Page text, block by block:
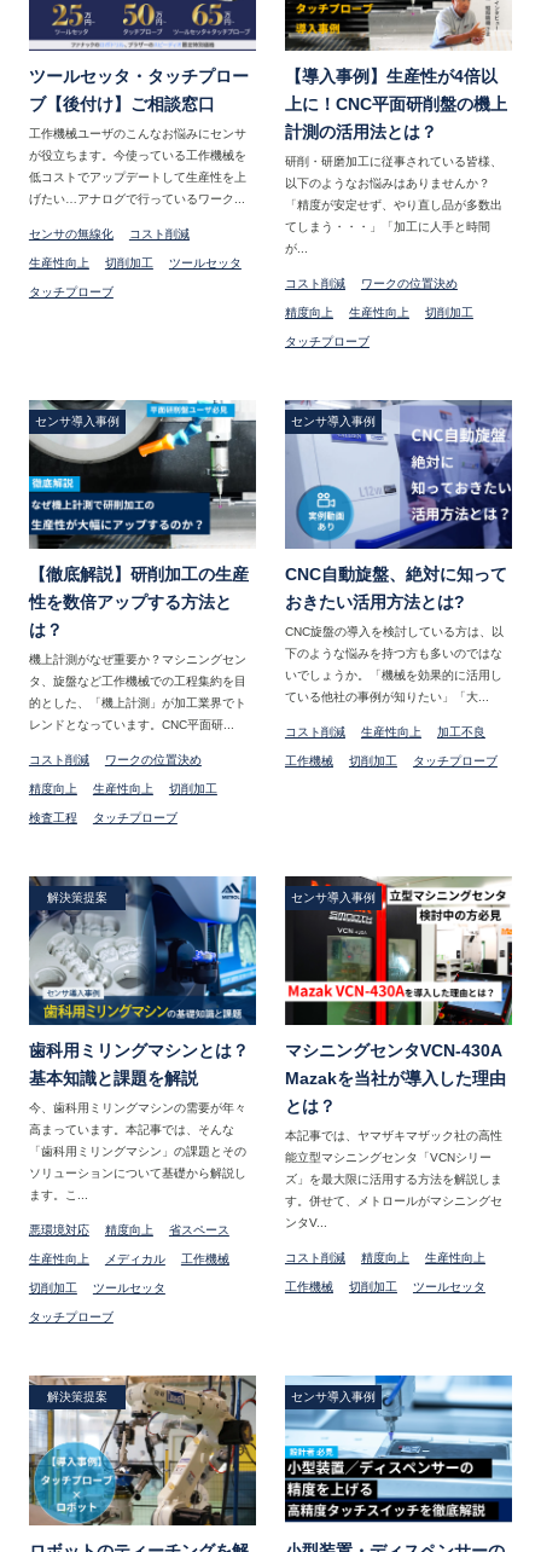
ツールセッタ・タッチプロー
ブ【後付け】ご相談窓口
工作機械ユーザのこんなお悩みにセンサ
が役立ちます。今使っている工作機械を
低コストでアップデートして生産性を上
げたい…アナログで行っているワーク...
センサの無線化 コスト削減
生産性向上 切削加工 ツールセッタ
タッチプローブ
【導入事例】生産性が4倍以
上に！CNC平面研削盤の機上
計測の活用法とは？
研削・研磨加工に従事されている皆様、
以下のようなお悩みはありませんか？
「精度が安定せず、やり直し品が多数出
てしまう・・・」「加工に人手と時間
が...
コスト削減 ワークの位置決め
精度向上 生産性向上 切削加工
タッチプローブ
センサ導入事例
【徹底解説】研削加工の生産
性を数倍アップする方法と
は？
機上計測がなぜ重要か？マシニングセン
タ、旋盤など工作機械での工程集約を目
的とした、「機上計測」が加工業界でト
レンドとなっています。CNC平面研...
コスト削減 ワークの位置決め
精度向上 生産性向上 切削加工
検査工程 タッチプローブ
センサ導入事例
CNC自動旋盤、絶対に知って
おきたい活用方法とは?
CNC旋盤の導入を検討している方は、以
下のような悩みを持つ方も多いのではな
いでしょうか。「機械を効果的に活用し
ている他社の事例が知りたい」「大...
コスト削減 生産性向上 加工不良
工作機械 切削加工 タッチプローブ
解決策提案
歯科用ミリングマシンとは？
基本知識と課題を解説
今、歯科用ミリングマシンの需要が年々
高まっています。本記事では、そんな
「歯科用ミリングマシン」の課題とその
ソリューションについて基礎から解説し
ます。こ...
悪環境対応 精度向上 省スペース
生産性向上 メディカル 工作機械
切削加工 ツールセッタ
タッチプローブ
センサ導入事例
マシニングセンタVCN-430A
Mazakを当社が導入した理由
とは？
本記事では、ヤマザキマザック社の高性
能立型マシニングセンタ「VCNシリー
ズ」を最大限に活用する方法を解説しま
す。併せて、メトロールがマシニングセ
ンタV...
コスト削減 精度向上 生産性向上
工作機械 切削加工 ツールセッタ
解決策提案 センサ導入事例